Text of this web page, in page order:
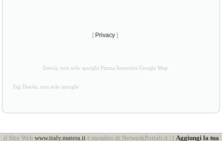
[ Privacy ]
Datola, non solo spurghi Piazza Armerina Google Map
Tag Datola, non solo spurghi
il Sito Web www.italy.matera.itè membro di NetworkPortali.it | [ Aggiungi la tua